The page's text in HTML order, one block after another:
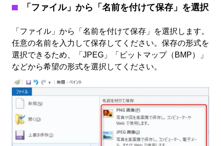
「ファイル」から「名前を付けて保存」を選択
「ファイル」から「名前を付けて保存」を選択します。
任意の名前を入力して保存してください。保存の形式を
選択できるため、「JPEG」「ビットマップ（BMP）」
などから希望の形式を選択してください。